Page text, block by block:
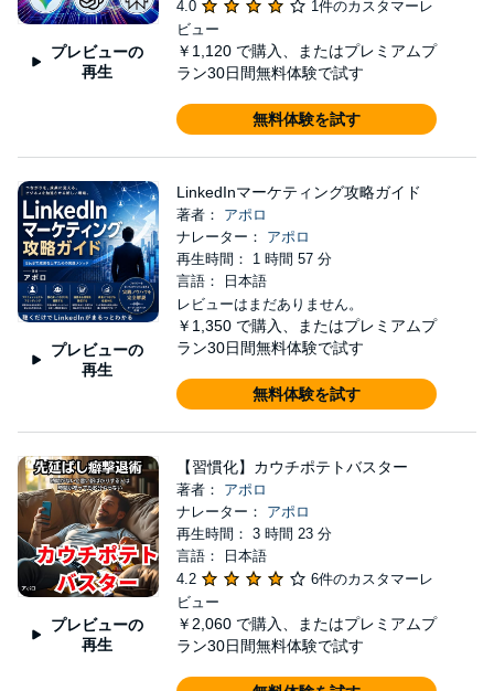
プレビューの
再生
4.0
1件のカスタマーレ
ビュー
￥1,120 で購入、またはプレミアムプ
ラン30日間無料体験で試す
無料体験を試す
プレビューの
再生
LinkedInマーケティング攻略ガイド
著者： アポロ
ナレーター： アポロ
再生時間： 1 時間 57 分
言語： 日本語
レビューはまだありません。
￥1,350 で購入、またはプレミアムプ
ラン30日間無料体験で試す
無料体験を試す
プレビューの
再生
【習慣化】カウチポテトバスター
著者： アポロ
ナレーター： アポロ
再生時間： 3 時間 23 分
言語： 日本語
4.2
6件のカスタマーレ
ビュー
￥2,060 で購入、またはプレミアムプ
ラン30日間無料体験で試す